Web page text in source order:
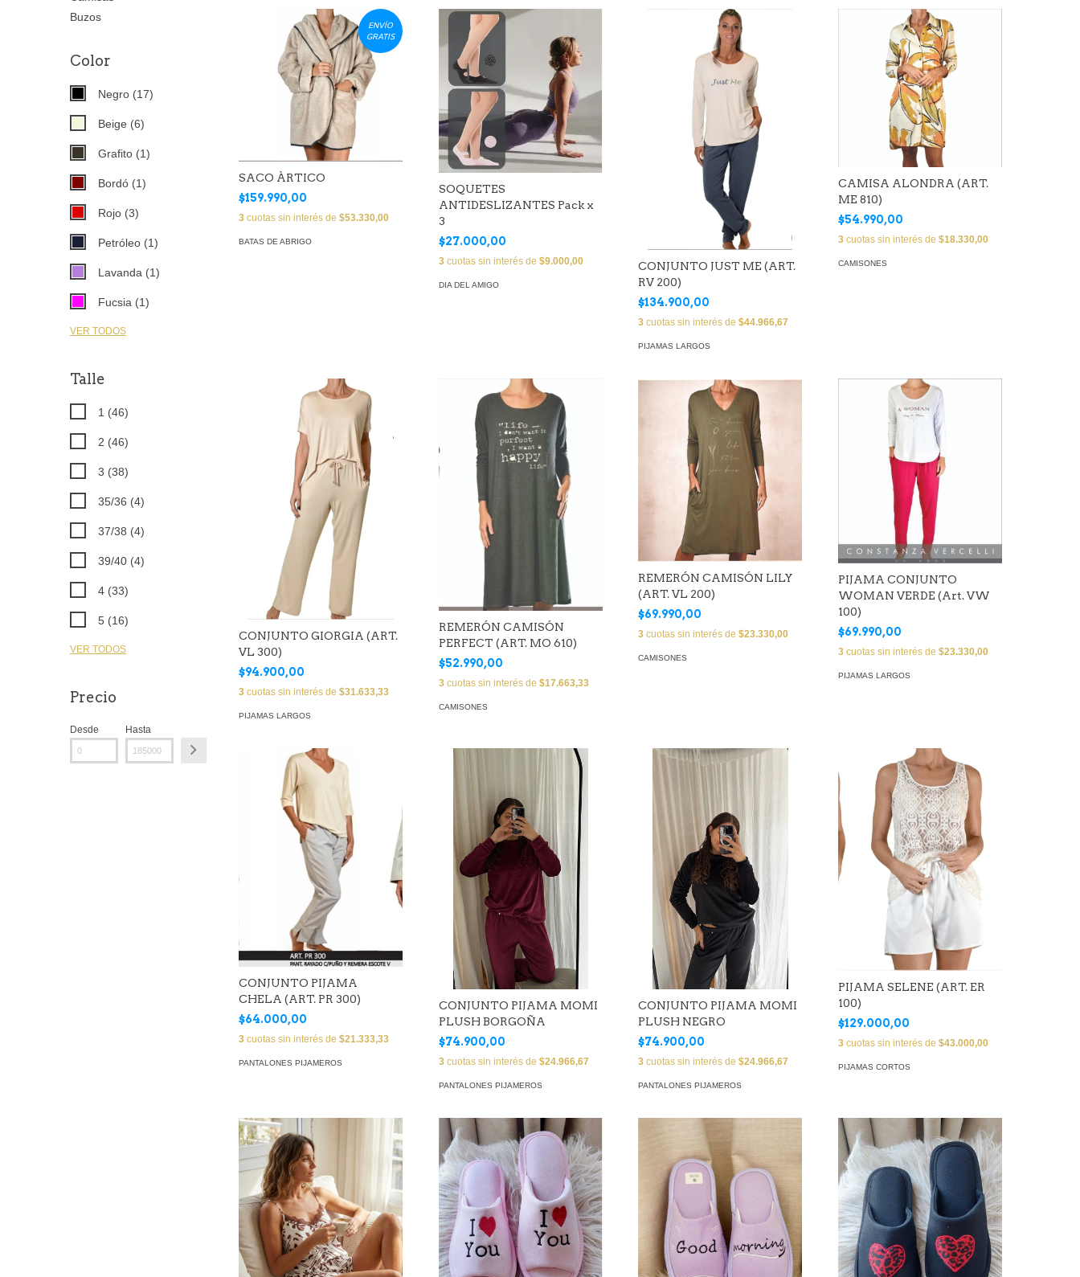
Buzos
Color
Negro (17)
Beige (6)
Grafito (1)
Bordó (1)
Rojo (3)
Petróleo (1)
Lavanda (1)
Fucsia (1)
VER TODOS
Talle
1 (46)
2 (46)
3 (38)
35/36 (4)
37/38 (4)
39/40 (4)
4 (33)
5 (16)
VER TODOS
Precio
Desde Hasta
ENVÍO
GRATIS
SACO ÀRTICO
$159.990,00
3 cuotas sin interés de $53.330,00
BATAS DE ABRIGO
SOQUETES
ANTIDESLIZANTES Pack x
3
$27.000,00
3cuotas sin interés de $9.000,00
DIA DEL AMIGO
CONJUNTO JUST ME (ART.
RV 200)
$134.900,00
3 cuotas sin interés de$44.966,67
PIJAMAS LARGOS
CAMISA ALONDRA (ART.
ME 810)
$54.990,00
3 cuotas sin interés de$18.330,00
CAMISONES
CONJUNTO GIORGIA (ART.
VL 300)
$94.900,00
3 cuotas sin interés de $31.633,33
PIJAMAS LARGOS
REMERÓN CAMISÓN
PERFECT (ART. MO 610)
$52.990,00
3cuotas sin interés de $17.663,33
CAMISONES
REMERÓN CAMISÓN LILY
(ART. VL 200)
$69.990,00
3 cuotas sin interés de$23.330,00
CAMISONES
PIJAMA CONJUNTO
WOMAN VERDE (Art. VW
100)
$69.990,00
3 cuotas sin interés de$23.330,00
PIJAMAS LARGOS
CONJUNTO PIJAMA
CHELA (ART. PR 300)
$64.000,00
3 cuotas sin interés de $21.333,33
PANTALONES PIJAMEROS
CONJUNTO PIJAMA MOMI
PLUSH BORGOÑA
$74.900,00
3cuotas sin interés de $24.966,67
PANTALONES PIJAMEROS
CONJUNTO PIJAMA MOMI
PLUSH NEGRO
$74.900,00
3 cuotas sin interés de$24.966,67
PANTALONES PIJAMEROS
PIJAMA SELENE (ART. ER
100)
$129.000,00
3 cuotas sin interés de$43.000,00
PIJAMAS CORTOS